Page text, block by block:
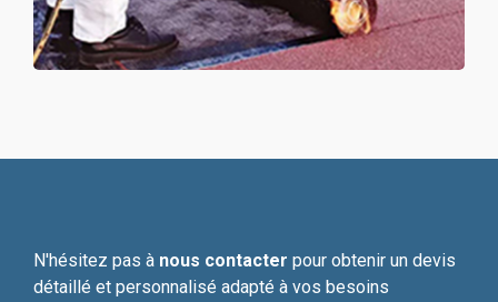
N'hésitez pas à nous contacter pour obtenir un devis
détaillé et personnalisé adapté à vos besoins